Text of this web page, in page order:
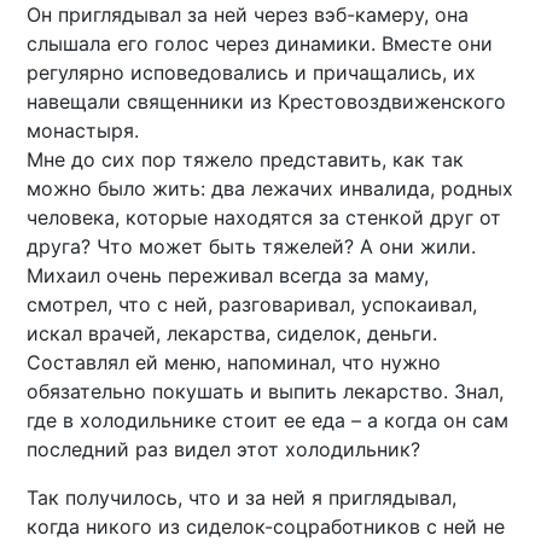
Он приглядывал за ней через вэб-камеру, она
слышала его голос через динамики. Вместе они
регулярно исповедовались и причащались, их
навещали священники из Крестовоздвиженского
монастыря.
Мне до сих пор тяжело представить, как так
можно было жить: два лежачих инвалида, родных
человека, которые находятся за стенкой друг от
друга? Что может быть тяжелей? А они жили.
Михаил очень переживал всегда за маму,
смотрел, что с ней, разговаривал, успокаивал,
искал врачей, лекарства, сиделок, деньги.
Составлял ей меню, напоминал, что нужно
обязательно покушать и выпить лекарство. Знал,
где в холодильнике стоит ее еда – а когда он сам
последний раз видел этот холодильник?
Так получилось, что и за ней я приглядывал,
когда никого из сиделок-соцработников с ней не